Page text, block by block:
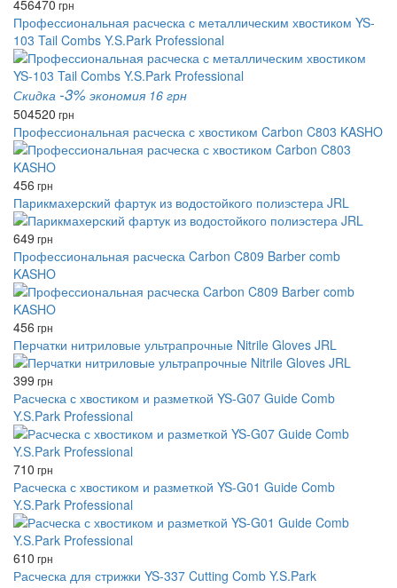
456470 грн
Профессиональная расческа с металлическим хвостиком YS-
103 Tail Combs Y.S.Park Professional
Скидка -3% экономия 16 грн
504520 грн
Профессиональная расческа с хвостиком Carbon C803 KASHO
456 грн
Парикмахерский фартук из водостойкого полиэстера JRL
649 грн
Профессиональная расческа Carbon C809 Barber comb
KASHO
456 грн
Перчатки нитриловые ультрапрочные Nitrile Gloves JRL
399 грн
Расческа с хвостиком и разметкой YS-G07 Guide Comb
Y.S.Park Professional
710 грн
Расческа с хвостиком и разметкой YS-G01 Guide Comb
Y.S.Park Professional
610 грн
Расческа для стрижки YS-337 Cutting Comb Y.S.Park